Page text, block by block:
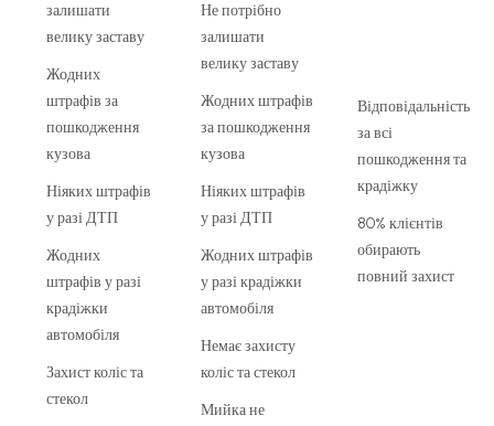
залишати
велику заставу
Жодних
штрафів за
пошкодження
кузова
Ніяких штрафів
у разі ДТП
Жодних
штрафів у разі
крадіжки
автомобіля
Захист коліс та
стекол
Не потрібно
залишати
велику заставу
Жодних штрафів
за пошкодження
кузова
Ніяких штрафів
у разі ДТП
Жодних штрафів
у разі крадіжки
автомобіля
Немає захисту
коліс та стекол
Мийка не
Відповідальність
за всі
пошкодження та
крадіжку
80% клієнтів
обирають
повний захист